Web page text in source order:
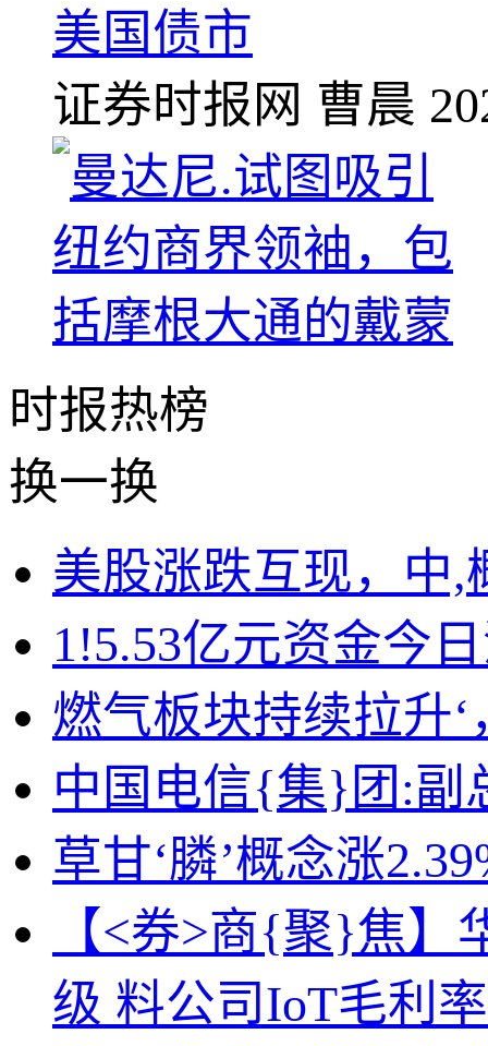
美国债市
证券时报网 曹晨
时报热榜
换一换
美股涨跌互现，中,
1!5.53亿元资金今
燃气板块持续拉升
中国电信{集}团:副
草甘‘膦’概念涨
【<券>商{聚}焦】
级 料公司IoT毛利